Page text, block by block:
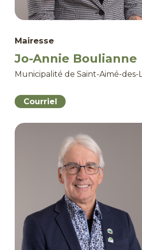
Mairesse
Jo-Annie Boulianne
Municipalité de Saint-Aimé-des-
Courriel